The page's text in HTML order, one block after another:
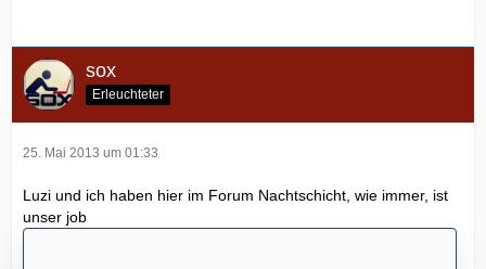
sox
Erleuchteter
25. Mai 2013 um 01:33
Luzi und ich haben hier im Forum Nachtschicht, wie immer, ist
unser job